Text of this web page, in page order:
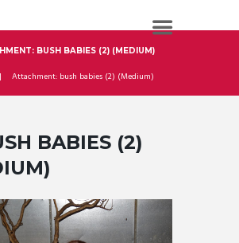
BUSH BABIES (2) (MEDIUM)
Attachment: bush babies (2) (Medium)
BABIES (2)